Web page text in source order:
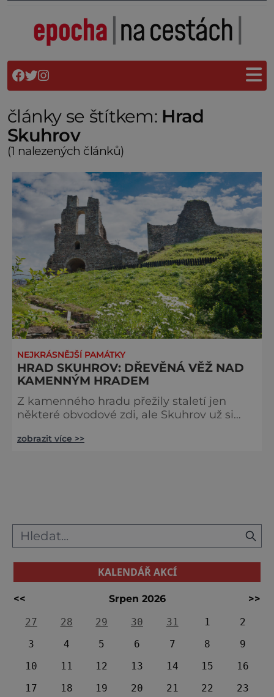
články se štítkem: Hrad
Skuhrov
(1 nalezených článků)
NEJKRÁSNĚJŠÍ PAMÁTKY
HRAD SKUHROV: DŘEVĚNÁ VĚŽ NAD
KAMENNÝM HRADEM
Z kamenného hradu přežily staletí jen
některé obvodové zdi, ale Skuhrov už si
dnes řekne Skuhrov, mnohem více
od pravdy, když budeme tipovat konec 13.
století. Dlouhou řadu
zobrazit více >>
KALENDÁŘ AKCÍ
<< Srpen 2026
>>
27
28 29 30 31 1
2
3
4 5 6 7 8
9
10
11 12 13 14 15
16
17
18 19 20 21 22
23